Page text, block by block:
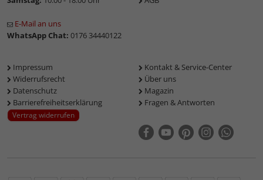
E-Mail an uns
WhatsApp Chat: 0176 34440122
Impressum
Widerrufsrecht
Datenschutz
Barrierefreiheitserklärung
Vertrag widerrufen
Kontakt & Service-Center
Über uns
Magazin
Fragen & Antworten